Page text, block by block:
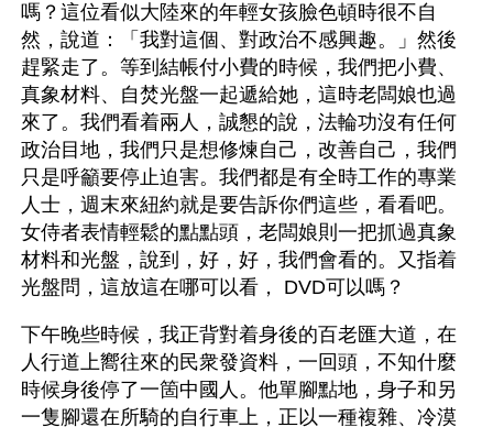
嗎？這位看似大陸來的年輕女孩臉色頓時很不自
然，說道：「我對這個、對政治不感興趣。」然後
趕緊走了。等到結帳付小費的時候，我們把小費、
真象材料、自焚光盤一起遞給她，這時老闆娘也過
來了。我們看着兩人，誠懇的說，法輪功沒有任何
政治目地，我們只是想修煉自己，改善自己，我們
只是呼籲要停止迫害。我們都是有全時工作的專業
人士，週末來紐約就是要告訴你們這些，看看吧。
女侍者表情輕鬆的點點頭，老闆娘則一把抓過真象
材料和光盤，說到，好，好，我們會看的。又指着
光盤問，這放這在哪可以看， DVD可以嗎？
下午晚些時候，我正背對着身後的百老匯大道，在
人行道上嚮往來的民衆發資料，一回頭，不知什麼
時候身後停了一箇中國人。他單腳點地，身子和另
一隻腳還在所騎的自行車上，正以一種複雜、冷漠